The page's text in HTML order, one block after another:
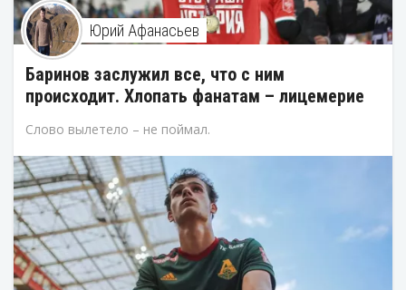
Юрий Афанасьев
Баринов заслужил все, что с ним
происходит. Хлопать фанатам – лицемерие
Слово вылетело – не поймал.